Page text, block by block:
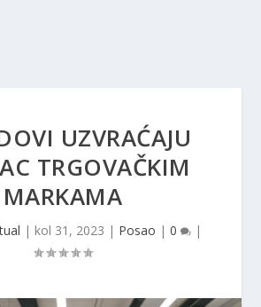
UZVRAĆAJU
TRGOVAČKIM
MARKAMA
| kol 31, 2023 | Posao | 0 |